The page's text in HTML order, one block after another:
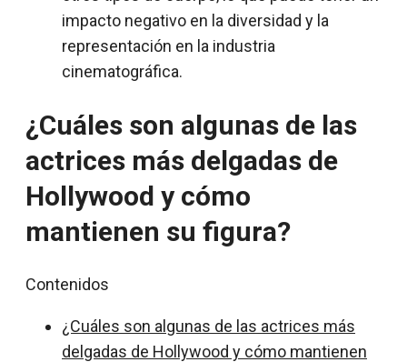
impacto negativo en la diversidad y la
representación en la industria
cinematográfica.
¿Cuáles son algunas de las
actrices más delgadas de
Hollywood y cómo
mantienen su figura?
Contenidos
¿Cuáles son algunas de las actrices más
delgadas de Hollywood y cómo mantienen